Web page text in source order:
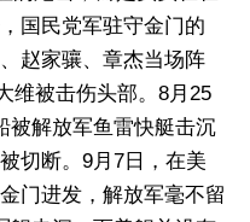
国民党军驻守金门的
赵家骧、章杰当场阵
维被击伤头部。8月25
被解放军鱼雷快艇击沉
切断。9月7日，在美
门进发，解放军毫不留